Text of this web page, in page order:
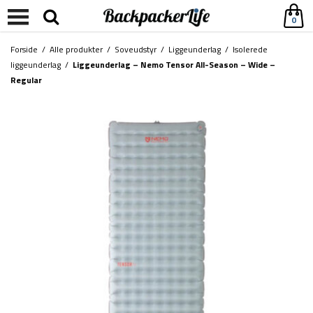
0
Forside / Alle produkter/ Soveudstyr/ Liggeunderlag / Isolerede
liggeunderlag / Liggeunderlag – Nemo Tensor All-Season – Wide –
Regular